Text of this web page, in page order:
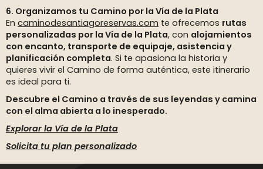
6. Organizamos tu Camino por la Vía de la Plata
En caminodesantiagoreservas.com te ofrecemos rutas
personalizadas por la Vía de la Plata, con alojamientos
con encanto, transporte de equipaje, asistencia y
planificación completa. Si te apasiona la historia y
quieres vivir el Camino de forma auténtica, este itinerario
es ideal para ti.
Descubre el Camino a través de sus leyendas y camina
con el alma abierta a lo inesperado.
Explorar la Vía de la Plata
Solicita tu plan personalizado